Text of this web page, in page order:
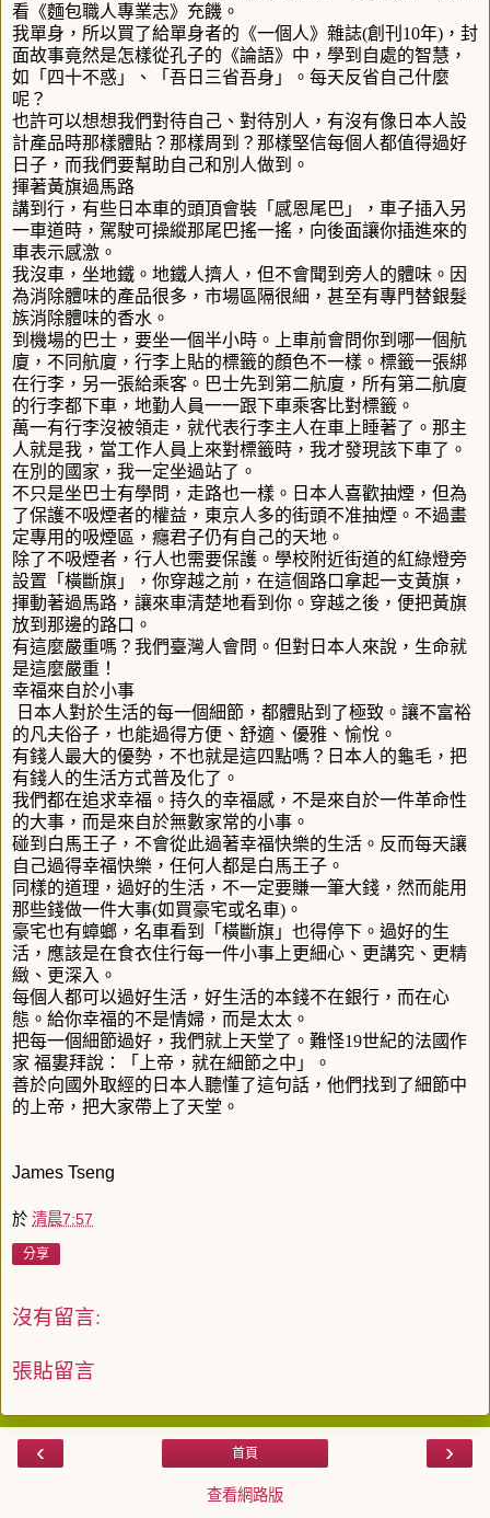
看《麵包職人專業志》充饑。
我單身，所以買了給單身者的《一個人》雜誌(創刊 10年) ，封
面故事竟然是怎樣從孔子的《論語》中，學到自處的智慧，
如「四十不惑」、「吾日三省吾身」。每天反省自己什麼
呢？
也許可以想想我們對待自己、對待別人，有沒有像日本人設
計產品時那樣體貼？那樣周到？那樣堅信每個人都值得過好
日子，而我們要幫助自己和別人做到。
揮著黃旗過馬路
講到行，有些日本車的頭頂會裝「感恩尾巴」，車子插入另
一車道時，駕駛可操縱那尾巴搖一搖，向後面讓你插進來的
車表示感激。
我沒車，坐地鐵。地鐵人擠人，但不會聞到旁人的體味。因
為消除體味的產品很多，市場區隔很細，甚至有專門替銀髮
族消除體味的香水。
到機場的巴士，要坐一個半小時。上車前會問你到哪一個航
廈，不同航廈，行李上貼的標籤的顏色不一樣。標籤一張綁
在行李，另一張給乘客。巴士先到第二航廈，所有第二航廈
的行李都下車，地勤人員一一跟下車乘客比對標籤。
萬一有行李沒被領走，就代表行李主人在車上睡著了。那主
人就是我，當工作人員上來對標籤時，我才發現該下車了。
在別的國家，我一定坐過站了。
不只是坐巴士有學問，走路也一樣。日本人喜歡抽煙，但為
了保護不吸煙者的權益，東京人多的街頭不准抽煙。不過畫
定專用的吸煙區，癮君子仍有自己的天地。
除了不吸煙者，行人也需要保護。學校附近街道的紅綠燈旁
設置「橫斷旗」，你穿越之前，在這個路口拿起一支黃旗，
揮動著過馬路，讓來車清楚地看到你。穿越之後，便把黃旗
放到那邊的路口。
有這麼嚴重嗎？我們臺灣人會問。但對日本人來說，生命就
是這麼嚴重！
幸福來自於小事
日本人對於生活的每一個細節，都體貼到了極致。讓不富裕
的凡夫俗子，也能過得方便、舒適、優雅、愉悅。
有錢人最大的優勢，不也就是這四點嗎？日本人的龜毛，把
有錢人的生活方式普及化了。
我們都在追求幸福。持久的幸福感，不是來自於一件革命性
的大事，而是來自於無數家常的小事。
碰到白馬王子，不會從此過著幸福快樂的生活。反而每天讓
自己過得幸福快樂，任何人都是白馬王子。
同樣的道理，過好的生活，不一定要賺一筆大錢，然而能用
那些錢做一件大事(如買豪宅或名車) 。
豪宅也有蟑螂，名車看到「橫斷旗」也得停下。過好的生
活，應該是在食衣住行每一件小事上更細心、更講究、更精
緻、更深入。
每個人都可以過好生活，好生活的本錢不在銀行，而在心
態。給你幸福的不是情婦，而是太太。
把每一個細節過好，我們就上天堂了。難怪19世紀的法國作
家 福婁拜說：「上帝，就在細節之中」。
善於向國外取經的日本人聽懂了這句話，他們找到了細節中
的上帝，把大家帶上了天堂。
James Tseng
於 清晨7:57
分享
沒有留言:
張貼留言
‹ ›
首頁
查看網路版